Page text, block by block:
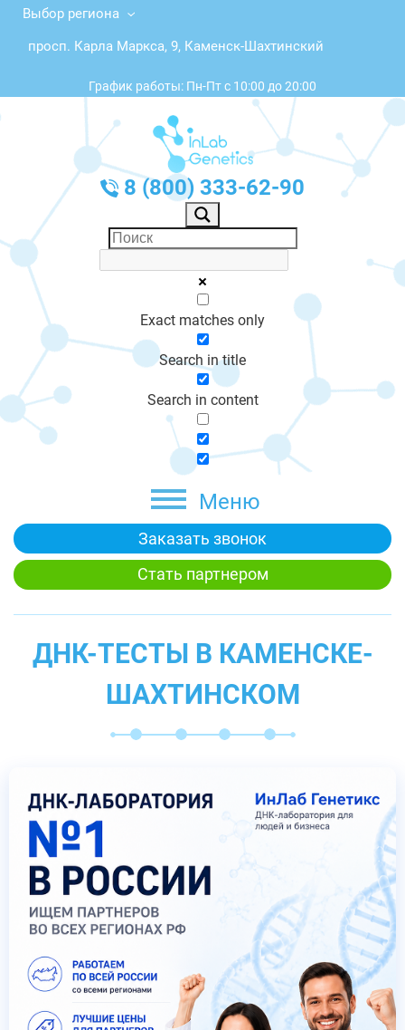
Выбор региона
просп. Карла Маркса, 9, Каменск-Шахтинский
График работы: Пн-Пт с 10:00 до 20:00
8 (800) 333-62-90
Exact matches only
Search in title
Search in content
Меню
Заказать звонок
Стать партнером
ДНК-ТЕСТЫ В КАМЕНСКЕ-
ШАХТИНСКОМ